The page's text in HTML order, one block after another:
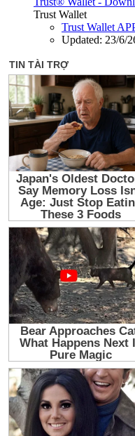
Trust Wallet
Trust Wallet
Updated: 23/6/